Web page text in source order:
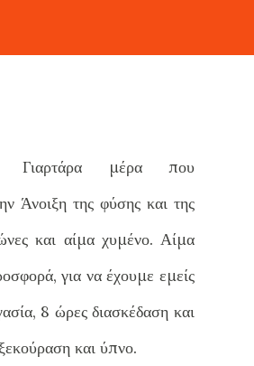
Γιαρτάρα μέρα που
Άνοιξη της φύσης και της
και αίμα χυμένο. Αίμα
για να έχουμε εμείς
8 ώρες διασκέδαση και
και ύπνο.